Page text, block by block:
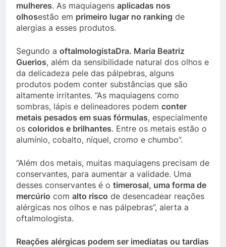
mulheres. As maquiagens aplicadas nos
olhosestão em primeiro lugar no ranking de
alergias a esses produtos.
Segundo a oftalmologistaDra. Maria Beatriz
Guerios, além da sensibilidade natural dos olhos e
da delicadeza pele das pálpebras, alguns
produtos podem conter substâncias que são
altamente irritantes. “As maquiagens como
sombras, lápis e delineadores podem conter
metais pesados em suas fórmulas, especialmente
os coloridos e brilhantes. Entre os metais estão o
alumínio, cobalto, níquel, cromo e chumbo”.
“Além dos metais, muitas maquiagens precisam de
conservantes, para aumentar a validade. Uma
desses conservantes é o timerosal, uma forma de
mercúrio com alto risco de desencadear reações
alérgicas nos olhos e nas pálpebras”, alerta a
oftalmologista.
Reações alérgicas podem ser imediatas ou tardias